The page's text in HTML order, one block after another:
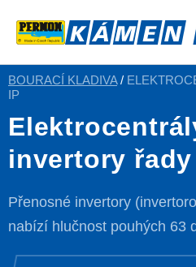
BOURACÍ KLADIVA /
IP
invertory
Přenosné invertory
nabízí hlučnost pouhých 63